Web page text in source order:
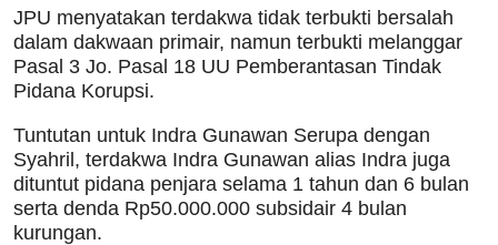
JPU menyatakan terdakwa tidak terbukti bersalah
dalam dakwaan primair, namun terbukti melanggar
Pasal 3 Jo. Pasal 18 UU Pemberantasan Tindak
Pidana Korupsi.
Tuntutan untuk Indra Gunawan Serupa dengan
Syahril, terdakwa Indra Gunawan alias Indra juga
dituntut pidana penjara selama 1 tahun dan 6 bulan
serta denda Rp50.000.000 subsidair 4 bulan
kurungan.